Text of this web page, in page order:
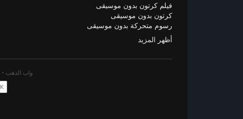
فيلم كرتون بدون موسيقى
كرتون بدون موسيقى
رسوم متحركة بدون موسيقى
كرتون أطفال بدون موسيقى
كرتون احلى الايام بدون موسيقى,
أظهر المزيد